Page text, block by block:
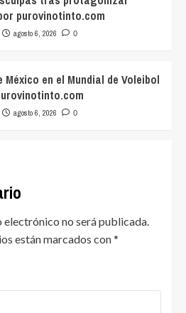
purovinotinto.com
agosto 6, 2026 0
en el Mundial de Voleibol
agosto 6, 2026 0
no será publicada.
están marcados con*